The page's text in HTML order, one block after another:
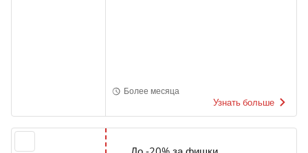
Более месяца
Узнать больше